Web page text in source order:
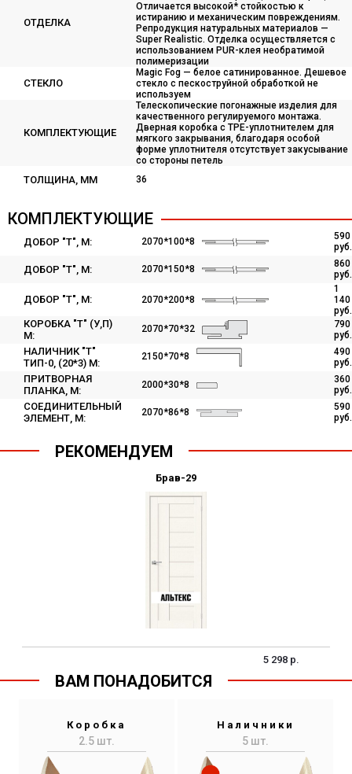
ОТДЕЛКА
Отличается высокой* стойкостью к
истиранию и механическим повреждениям.
Репродукция натуральных материалов —
Super Realistic. Отделка осуществляется с
использованием PUR-клея необратимой
полимеризации
СТЕКЛО
Magic Fog — белое сатинированное. Дешевое
стекло с пескоструйной обработкой не
используем
КОМПЛЕКТУЮЩИЕ
Телескопические погонажные изделия для
качественного регулируемого монтажа.
Дверная коробка с TPE-уплотнителем для
мягкого закрывания, благодаря особой
форме уплотнителя отсутствует закусывание
со стороны петель
ТОЛЩИНА, ММ 36
КОМПЛЕКТУЮЩИЕ
ДОБОР "Т", M: 2070*100*8
590
руб.
ДОБОР "Т", M: 2070*150*8
860
руб.
ДОБОР "Т", M: 2070*200*8
1
140
руб.
КОРОБКА "Т" (У,П)
M:
2070*70*32
790
руб.
НАЛИЧНИК "Т"
ТИП-0, (20*3) M:
2150*70*8
490
руб.
ПРИТВОРНАЯ
ПЛАНКА, M:
2000*30*8
360
руб.
СОЕДИНИТЕЛЬНЫЙ
ЭЛЕМЕНТ, M:
2070*86*8
590
руб.
РЕКОМЕНДУЕМ
Брав-29
5 298 р.
ВАМ ПОНАДОБИТСЯ
Коробка
2.5 шт.
Наличники
5 шт.